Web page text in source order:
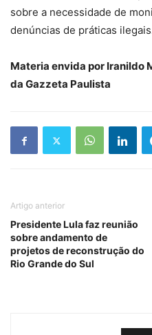
sobre a necessidade de
denúncias de práticas
Materia envida por Iranildo
da Gazzeta Paulista
Artigo anterior
Presidente Lula faz reunião
sobre andamento de
projetos de reconstrução do
Rio Grande do Sul